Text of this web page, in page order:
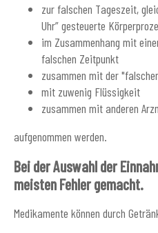
zur falschen Tageszeit,
Uhr” gesteuerte
im Zusammenhang mit
falschen Zeitpunkt
zusammen mit der
mit zuwenig Flüssigkeit
zusammen mit anderen
aufgenommen werden.
Bei der Auswahl der
meisten Fehler gemacht.
Medikamente können durch